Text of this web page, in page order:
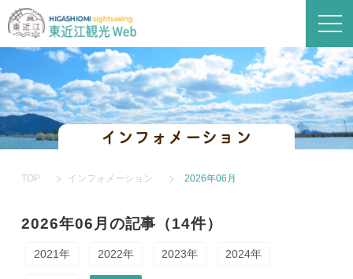
インフォメーション
TOP インフォメーション 2026年06月
2026年06月の記事（14件）
2021年 2022年 2023年 2024年